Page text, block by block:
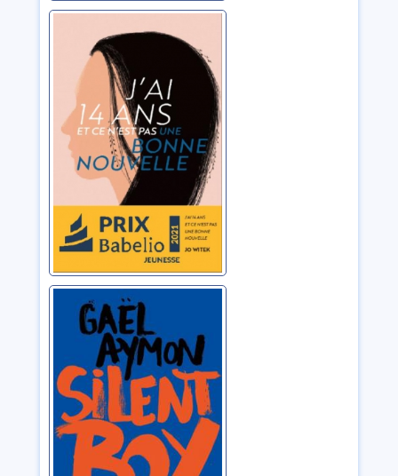
J'ai 14 ans et ce
n'est pas une
bonne nouvelle
Witek, Jo
Silent boy
Aymon, Gaël